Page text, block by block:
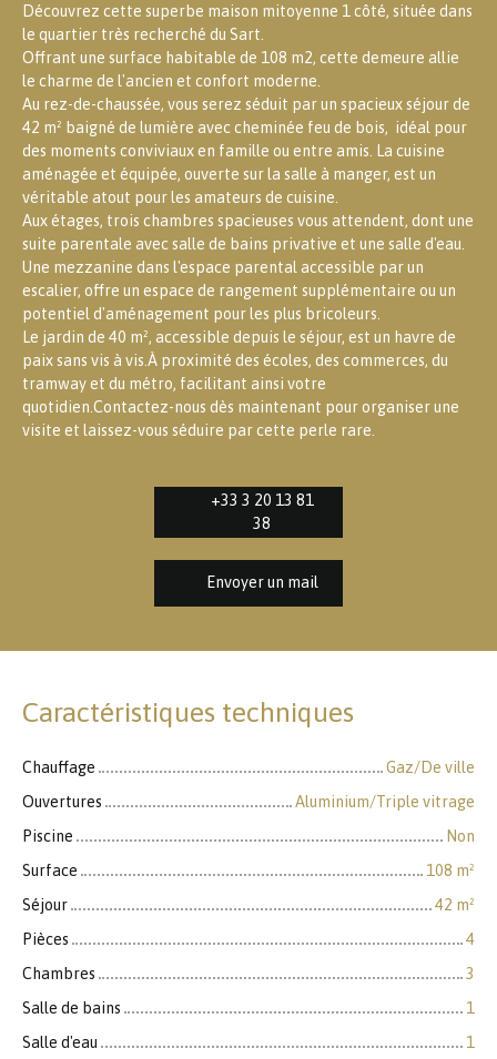
Découvrez cette superbe maison mitoyenne 1 côté, située dans
le quartier très recherché du Sart.
Offrant une surface habitable de 108 m2, cette demeure allie
le charme de l'ancien et confort moderne.
Au rez-de-chaussée, vous serez séduit par un spacieux séjour de
42 m² baigné de lumière avec cheminée feu de bois, idéal pour
des moments conviviaux en famille ou entre amis. La cuisine
aménagée et équipée, ouverte sur la salle à manger, est un
véritable atout pour les amateurs de cuisine.
Aux étages, trois chambres spacieuses vous attendent, dont une
suite parentale avec salle de bains privative et une salle d'eau.
Une mezzanine dans l'espace parental accessible par un
escalier, offre un espace de rangement supplémentaire ou un
potentiel d'aménagement pour les plus bricoleurs.
Le jardin de 40 m², accessible depuis le séjour, est un havre de
paix sans vis à vis.À proximité des écoles, des commerces, du
tramway et du métro, facilitant ainsi votre
quotidien.Contactez-nous dès maintenant pour organiser une
visite et laissez-vous séduire par cette perle rare.
+33 3 20 13 81
38
Envoyer un mail
Caractéristiques techniques
Chauffage
Gaz/De ville
Ouvertures
Aluminium/Triple vitrage
Piscine
Non
Surface
108 m²
Séjour
42 m²
Pièces
4
Chambres
3
Salle de bains
1
Salle d'eau
1